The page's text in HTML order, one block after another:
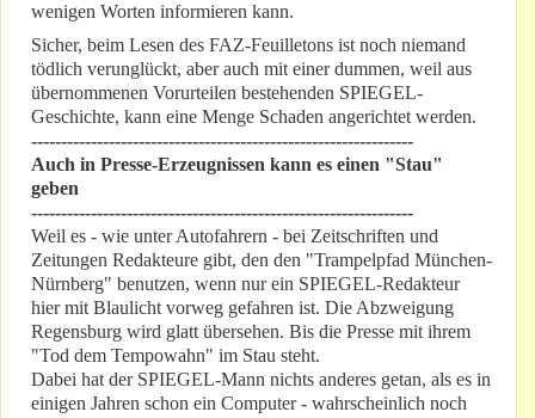
wenigen Worten informieren kann.
Sicher, beim Lesen des FAZ-Feuilletons ist noch niemand
tödlich verunglückt, aber auch mit einer dummen, weil aus
übernommenen Vorurteilen bestehenden SPIEGEL-
Geschichte, kann eine Menge Schaden angerichtet werden.
----------------------------------------------------------------
Auch in Presse-Erzeugnissen kann es einen "Stau"
geben
----------------------------------------------------------------
Weil es - wie unter Autofahrern - bei Zeitschriften und
Zeitungen Redakteure gibt, den den "Trampelpfad München-
Nürnberg" benutzen, wenn nur ein SPIEGEL-Redakteur
hier mit Blaulicht vorweg gefahren ist. Die Abzweigung
Regensburg wird glatt übersehen. Bis die Presse mit ihrem
"Tod dem Tempowahn" im Stau steht.
Dabei hat der SPIEGEL-Mann nichts anderes getan, als es in
einigen Jahren schon ein Computer - wahrscheinlich noch